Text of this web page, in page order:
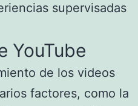
supervisadas
YouTube
de los videos
factores, como la